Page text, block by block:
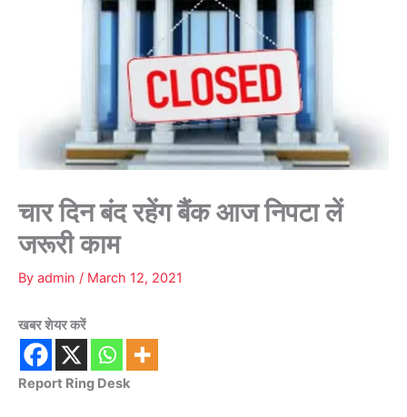
चार दिन बंद रहेंग बैंक आज निपटा लें
जरूरी काम
By admin / March 12, 2021
खबर शेयर करें
Report Ring Desk